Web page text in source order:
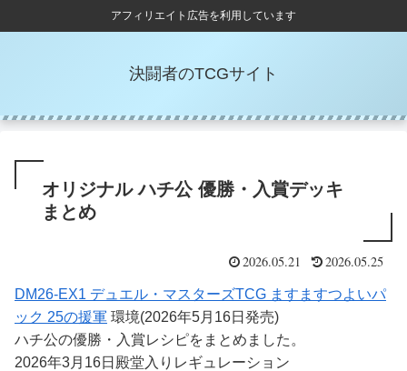
アフィリエイト広告を利用しています
決闘者のTCGサイト
オリジナル ハチ公 優勝・入賞デッキ
まとめ
2026.05.21 2026.05.25
DM26-EX1 デュエル・マスターズTCG ますますつよいパ
ック 25の援軍 環境(2026年5月16日発売)
ハチ公の優勝・入賞レシピをまとめました。
2026年3月16日殿堂入りレギュレーション